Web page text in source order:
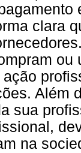
clara
ou
Além
sua
na